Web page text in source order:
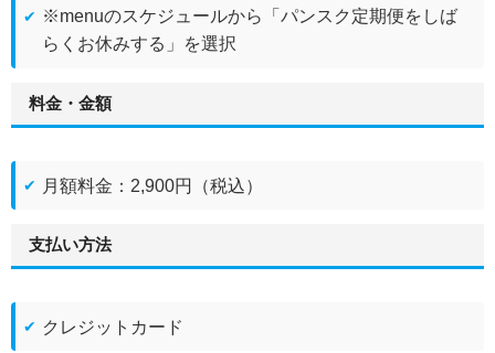
※menuのスケジュールから「パンスク定期便をしば
らくお休みする」を選択
料金・金額
月額料金：2,900円（税込）
支払い方法
クレジットカード